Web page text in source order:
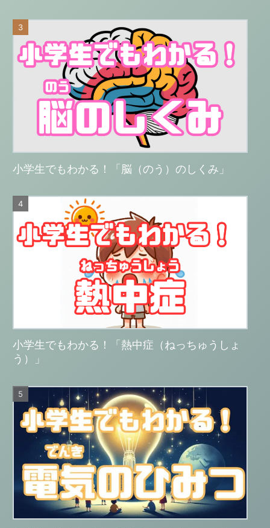
小学生でもわかる！「脳（のう）のしくみ」
小学生でもわかる！「熱中症（ねっちゅうしょ
う）」